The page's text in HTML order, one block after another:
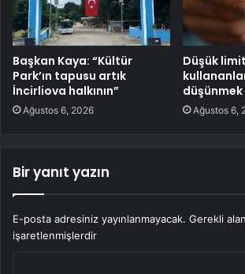
Başkan Kaya: “Kültür
Park’ın tapusu artık
İncirliova halkının”
Ağustos 6, 2026
Düşük
Ağustos 6,
Bir yanıt yazın
E-posta adresiniz yayınlanmayacak. Gerekli
işaretlenmişlerdir